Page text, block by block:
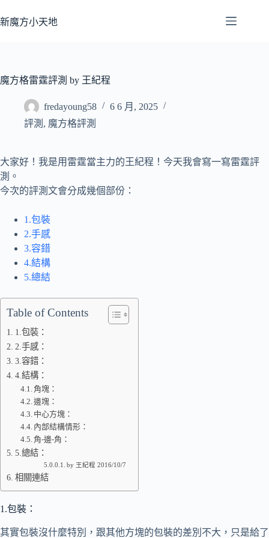
至
容
新魔方小天地
魔方格雷霆評測 by 王紀程
fredayoung58
6 6 月, 2025
評測 , 魔方格評測
大家好！我是用雷霆當主力的王紀程！今天我會寫一寫雷霆評
測。
今次的評測文會分成幾個部份：
1.包裝
2.手感
3.容錯
4.結構
5.總結
Table of Contents
1.包裝：
2.手感：
3.容錯：
4.結構：
角塊：
邊塊：
中心方塊：
內部結構情形：
角-邊-角：
5.總結：
by 王紀程 2016/10/7
相關連結
1.包裝：
其實包裝沒什麼特別，跟其他方塊的包裝的差別不大，只是給了